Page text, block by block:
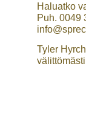
Haluatko
Puh. 0049
Tyler